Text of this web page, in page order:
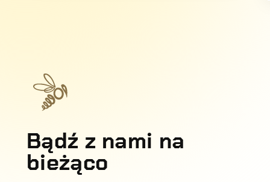
Bądź z nami na
bieżąco